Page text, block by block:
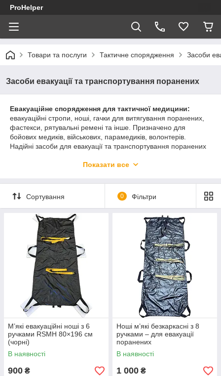
ProHelper
Товари та послуги Тактичне спорядження Засоби
Засоби евакуації та транспортування поранених
Евакуаційне спорядження для тактичної медицини:
евакуаційні стропи, ноші, гачки для витягування поранених,
фастекси, рятувальні ремені та інше. Призначено для
бойових медиків, військових, парамедиків, волонтерів.
Надійні засоби для евакуації та транспортування поранених
продукція для екстреної евакуації та тактичного порятунку.
Показати все
Сортування 0 Фільтри
М’які евакуаційні ноші з 6
ручками RSMH 80×196 см
(чорні)
В наявності
900 ₴
Ноші м’які безкаркасні з 8
ручками – для евакуації
поранених
В наявності
1 000 ₴